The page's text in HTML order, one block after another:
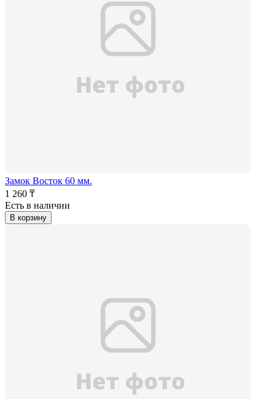
Замок Восток 60 мм.
1 260 ₸
Есть в наличии
В корзину